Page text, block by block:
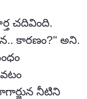
చదివింది.
కారణం?" అని.
నీటిని